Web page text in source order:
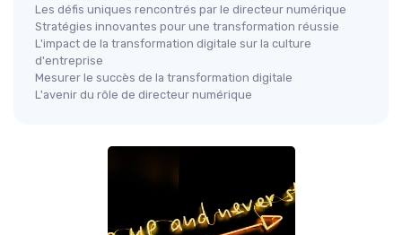
Les défis uniques rencontrés par le directeur numérique
Stratégies innovantes pour une transformation réussie
L'impact de la transformation digitale sur la culture
d'entreprise
Mesurer le succès de la transformation digitale
L'avenir du rôle de directeur numérique